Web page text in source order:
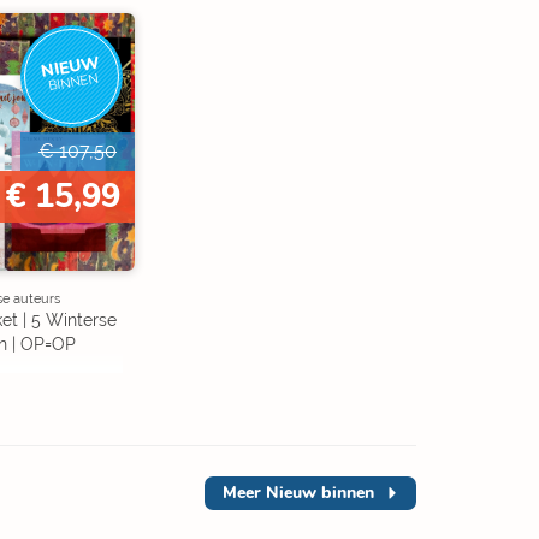
NIEUW
BINNEN
€ 107,50
€ 15,99
auteurs
| 5 Winterse
| OP=OP
Meer Nieuw binnen